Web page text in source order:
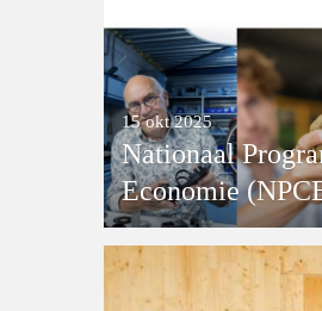
Nationaal
Economie
15 okt 2025